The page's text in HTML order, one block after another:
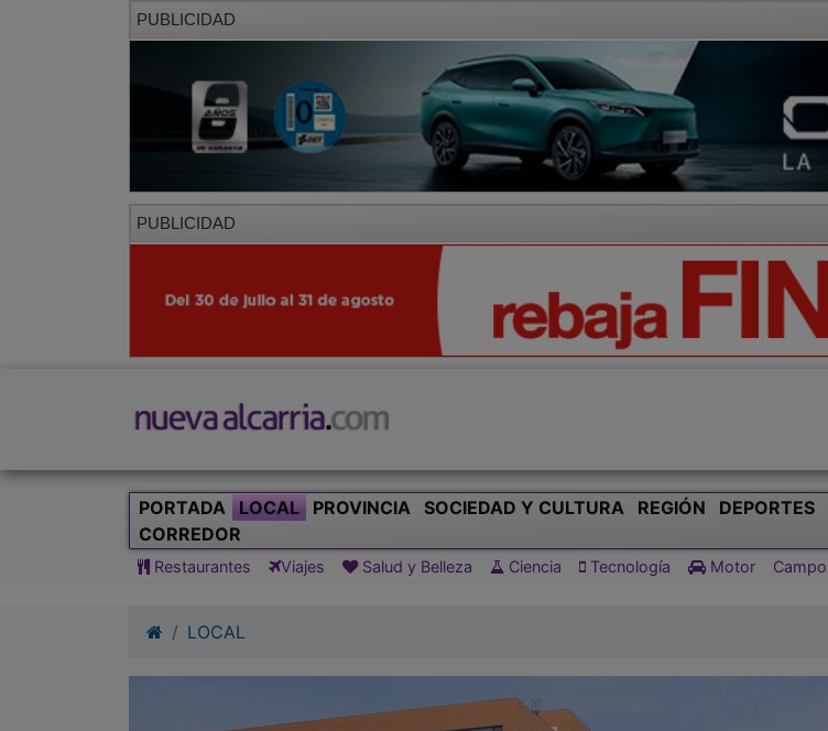
PUBLICIDAD
PUBLICIDAD
PORTADA LOCAL PROVINCIA SOCIEDAD Y CULTURA REGIÓN DEPORTES
CORREDOR
Restaurantes Viajes Salud y Belleza Ciencia Tecnología Motor Campo
LOCAL